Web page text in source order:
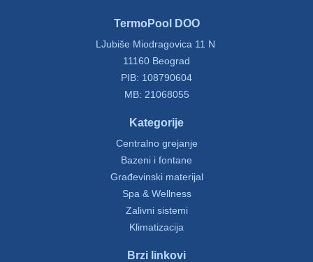
TermoPool DOO
LJubiše Miodragovica 11 N
11160 Beograd
PIB: 108790604
MB: 21068055
Kategorije
Centralno grejanje
Bazeni i fontane
Građevinski materijal
Spa & Wellness
Zalivni sistemi
Klimatizacija
Brzi linkovi